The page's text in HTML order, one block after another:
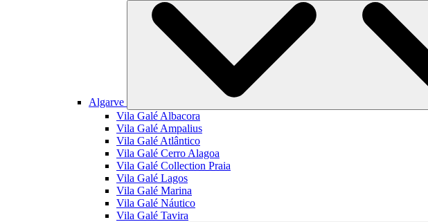
Algarve
Vila Galé Albacora
Vila Galé Ampalius
Vila Galé Atlântico
Vila Galé Cerro Alagoa
Vila Galé Collection Praia
Vila Galé Lagos
Vila Galé Marina
Vila Galé Náutico
Vila Galé Tavira